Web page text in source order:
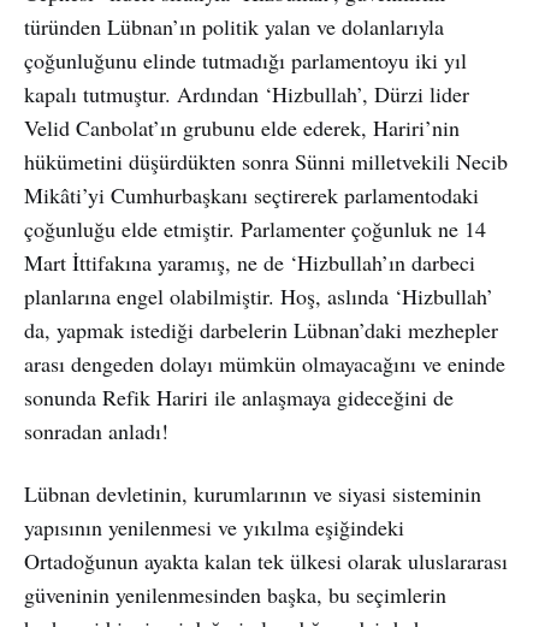
türünden Lübnan’ın politik yalan ve dolanlarıyla
çoğunluğunu elinde tutmadığı parlamentoyu iki yıl
kapalı tutmuştur. Ardından ‘Hizbullah’, Dürzi lider
Velid Canbolat’ın grubunu elde ederek, Hariri’nin
hükümetini düşürdükten sonra Sünni milletvekili Necib
Mikâti’yi Cumhurbaşkanı seçtirerek parlamentodaki
çoğunluğu elde etmiştir. Parlamenter çoğunluk ne 14
Mart İttifakına yaramış, ne de ‘Hizbullah’ın darbeci
planlarına engel olabilmiştir. Hoş, aslında ‘Hizbullah’
da, yapmak istediği darbelerin Lübnan’daki mezhepler
arası dengeden dolayı mümkün olmayacağını ve eninde
sonunda Refik Hariri ile anlaşmaya gideceğini de
sonradan anladı!
Lübnan devletinin, kurumlarının ve siyasi sisteminin
yapısının yenilenmesi ve yıkılma eşiğindeki
Ortadoğunun ayakta kalan tek ülkesi olarak uluslararası
güveninin yenilenmesinden başka, bu seçimlerin